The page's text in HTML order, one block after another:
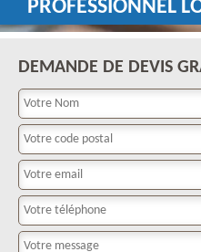
PROFESSIONNEL
DEMANDE DE DEVIS